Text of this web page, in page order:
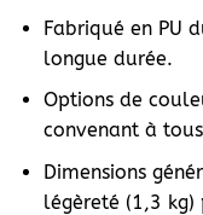
Fabriqué en PU
longue durée.
Options de
convenant à
Dimensions
légèreté (1,3